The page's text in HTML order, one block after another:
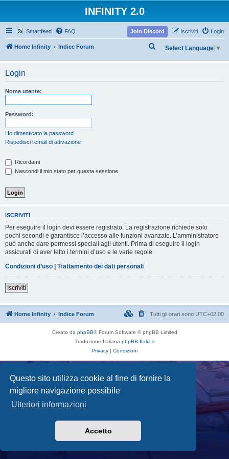
Questo sito utilizza cookie al fine di fornire la
migliore navigazione possibile
Ulteriori informazioni
Accetto
INFINITY 2.0
Smartfeed FAQ Login
Iscriviti
Join Discord
Home Infinity Indice Forum Select Language ▼
c
Login
Nome utente:
Password:
Ho dimenticato la password
Rispedisci l’email di attivazione
Ricordami
Nascondi il mio stato per questa sessione
ISCRIVITI
Per eseguire il login devi essere registrato. La registrazione richiede solo
pochi secondi e garantisce l’accesso alle funzioni avanzate. L’amministratore
può anche dare permessi speciali agli utenti. Prima di eseguire il login
assicurati di aver letto i termini d’uso e le varie regole.
Condizioni d’uso | Trattamento dei dati personali
Iscriviti
Home Infinity Indice Forum Tutti gli orari sono UTC+02:00
Creato da phpBB® Forum Software © phpBB Limited
Traduzione Italiana phpBB-Italia.it
Privacy | Condizioni